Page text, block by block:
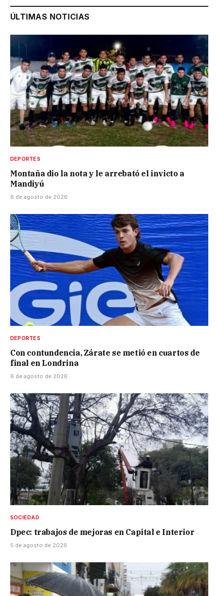
ÚLTIMAS NOTICIAS
DEPORTES
Montaña dio la nota y le arrebató el invicto a
Mandiyú
6 de agosto de 2026
DEPORTES
Con contundencia, Zárate se metió en cuartos de
final en Londrina
6 de agosto de 2026
SOCIEDAD
Dpec: trabajos de mejoras en Capital e Interior
5 de agosto de 2026